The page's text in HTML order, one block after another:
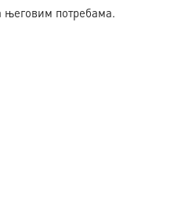
његовим потребама.